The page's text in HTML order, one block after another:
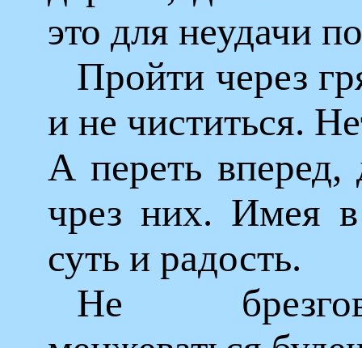
это для неудачи
Пройти через
и не чиститься.
А переть
чрез них. Имея
суть и радость.
Не